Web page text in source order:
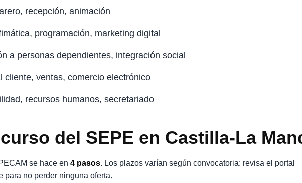
recepción, animación
programación, marketing digital
a personas dependientes, integración social
cliente, ventas, comercio electrónico
recursos humanos, secretariado
del SEPE en Castilla-La
se hace en 4 pasos. Los plazos varían según convocatoria: revisa el portal
para no perder ninguna oferta.